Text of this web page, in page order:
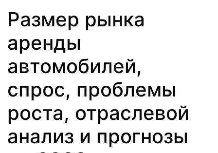
Размер рынка
аренды
автомобилей,
спрос, проблемы
роста, отраслевой
анализ и прогнозы